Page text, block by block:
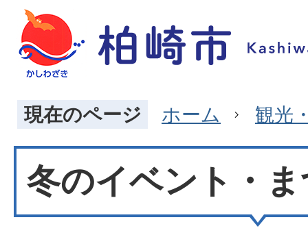
現在のページ ホーム 観光
冬のイベント・